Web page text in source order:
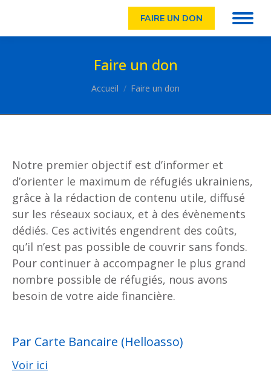
FAIRE UN DON
Faire un don
Vous êtes ici :
Accueil Faire un don
Notre premier objectif est d’informer et
d’orienter le maximum de réfugiés ukrainiens,
grâce à la rédaction de contenu utile, diffusé
sur les réseaux sociaux, et à des évènements
dédiés. Ces activités engendrent des coûts,
qu’il n’est pas possible de couvrir sans fonds.
Pour continuer à accompagner le plus grand
nombre possible de réfugiés, nous avons
besoin de votre aide financière.
Par Carte Bancaire (Helloasso)
Voir ici